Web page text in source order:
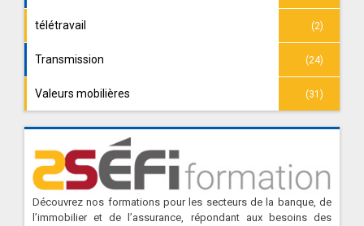
télétravail (2)
Transmission (24)
Valeurs mobilières (31)
Découvrez nos formations pour les secteurs de la banque, de
l’immobilier et de l’assurance, répondant aux besoins des